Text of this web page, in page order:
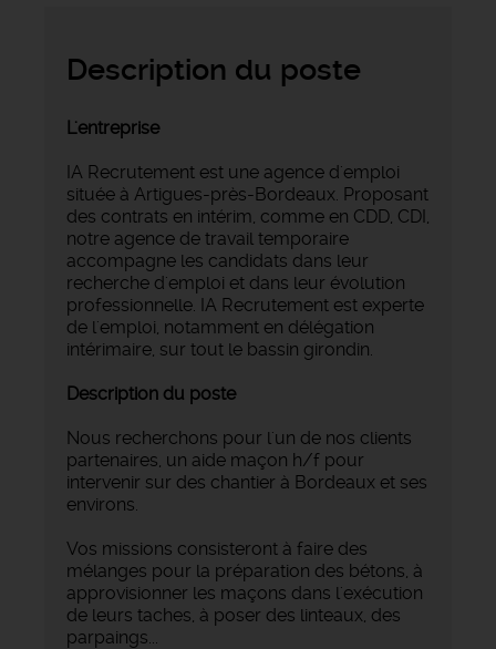
Description du poste
L'entreprise
IA Recrutement est une agence d'emploi
située à Artigues-près-Bordeaux. Proposant
des contrats en intérim, comme en CDD, CDI,
notre agence de travail temporaire
accompagne les candidats dans leur
recherche d'emploi et dans leur évolution
professionnelle. IA Recrutement est experte
de l'emploi, notamment en délégation
intérimaire, sur tout le bassin girondin.
Description du poste
Nous recherchons pour l'un de nos clients
partenaires, un aide maçon h/f pour
intervenir sur des chantier à Bordeaux et ses
environs.
Vos missions consisteront à faire des
mélanges pour la préparation des bétons, à
approvisionner les maçons dans l'exécution
de leurs taches, à poser des linteaux, des
parpaings...